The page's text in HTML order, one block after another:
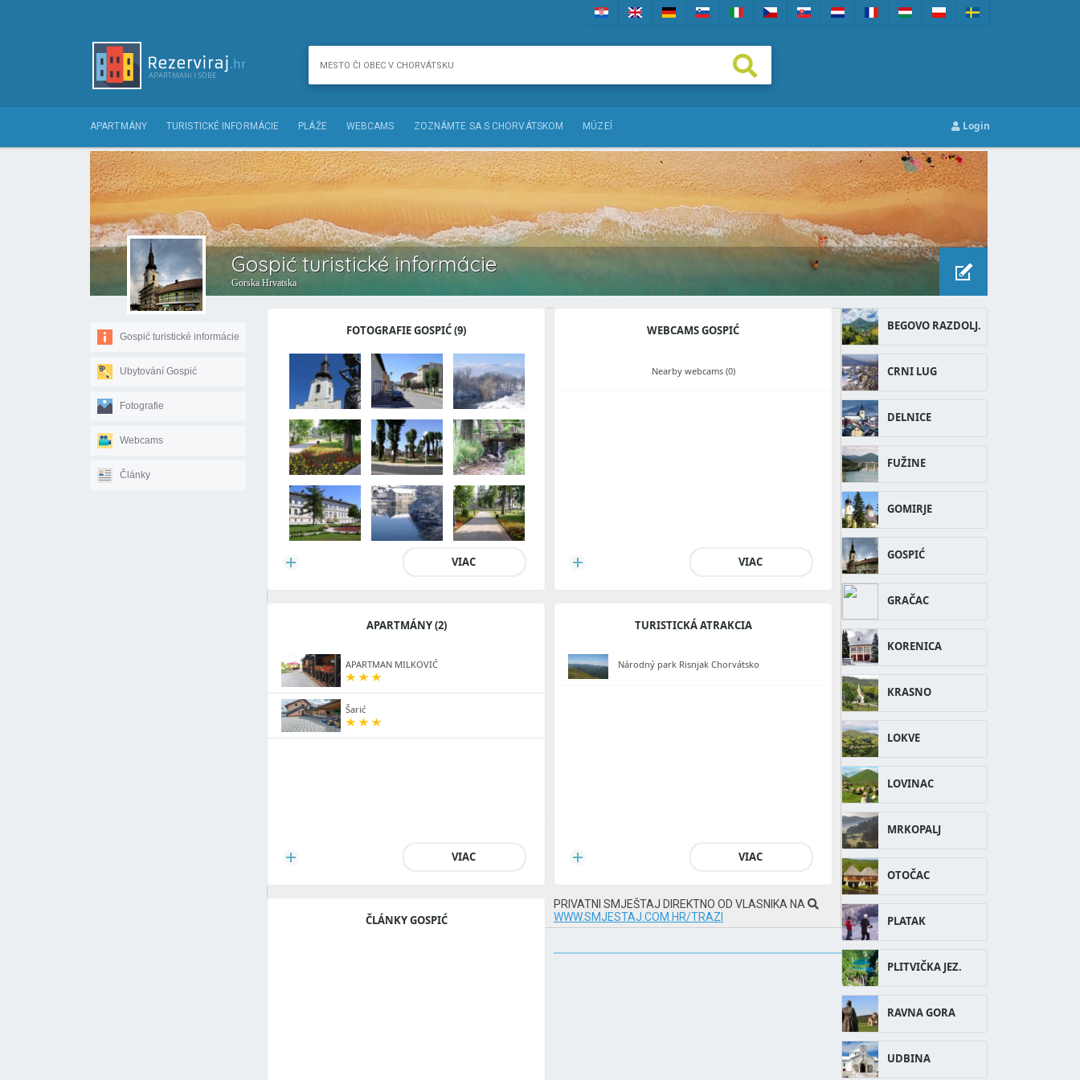
APARTMÁNY TURISTICKÉ INFORMÁCIE PLÁŽE WEBCAMS ZOZNÁMTE SA S CHORVÁTSKOM MÚZEÍ Login
Gospić turistické informácie
Gorska Hrvatska
Gospić turistické informácie
Ubytování Gospić
Fotografie
Webcams
Články
FOTOGRAFIE GOSPIĆ (9)
VIAC
APARTMÁNY (2)
APARTMAN MILKOVIĆ
Šarić
VIAC
ČLÁNKY GOSPIĆ
WEBCAMS GOSPIĆ
Nearby webcams (0)
VIAC
TURISTICKÁ ATRAKCIA
Národný park Risnjak Chorvátsko
VIAC
PRIVATNI SMJEŠTAJ DIREKTNO OD VLASNIKA NA
WWW.SMJESTAJ.COM.HR/TRAZI
BEGOVO RAZDOLJ.
CRNI LUG
DELNICE
FUŽINE
GOMIRJE
GOSPIĆ
GRAČAC
KORENICA
KRASNO
LOKVE
LOVINAC
MRKOPALJ
OTOČAC
PLATAK
PLITVIČKA JEZ.
RAVNA GORA
UDBINA